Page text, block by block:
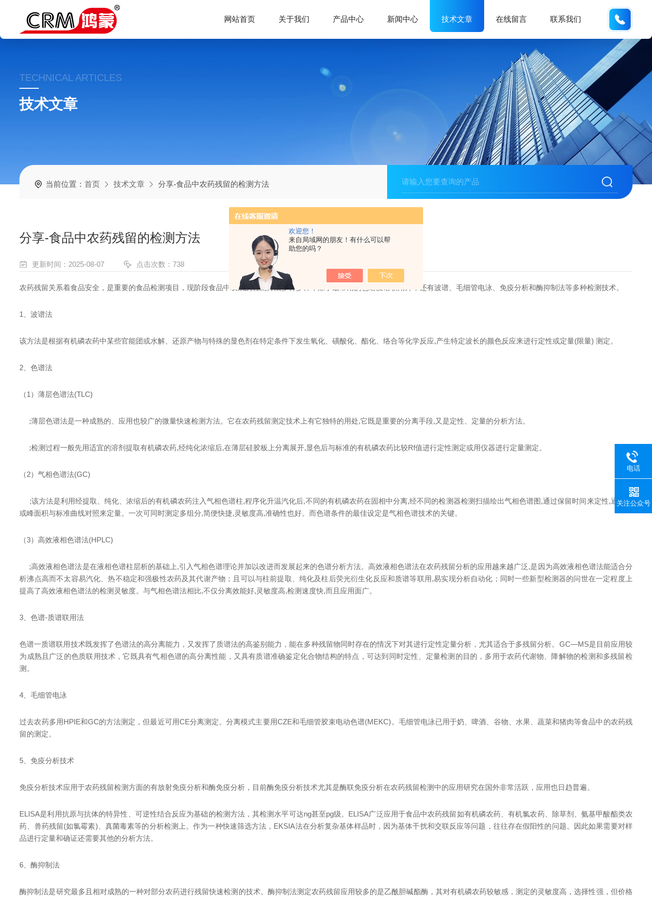
欢迎您！
来自局域网的朋友！有什么可以帮
助您的吗？
网站首页 关于我们 产品中心 新闻中心 技术文章 在线留言 联系我们
TECHNICAL ARTICLES
技术文章
当前位置：首页 技术文章 分享-食品中农药残留的检测方法
分享-食品中农药残留的检测方法
更新时间：2025-08-07 点击次数：738
农药残留关系着食品安全，是重要的食品检测项目，现阶段食品中农残的检测方法多种多样，除了最常用的色谱质谱联用外，还有波谱、毛细管电泳、免疫分析和酶抑制法等多种检测技术。
1 、波谱法
该方法是根据有机磷农药中某些官能团或水解、还原产物与特殊的显色剂在特定条件下发生氧化、磺酸化、酯化、络合等化学反应,产生特定波长的颜色反应来进行定性或定量(限量) 测定。
2 、色谱法
（1 ）薄层色谱法(TLC)
;薄层色谱法是一种成熟的、应用也较广的微量快速检测方法。它在农药残留测定技术上有它独特的用处,它既是重要的分离手段,又是定性、定量的分析方法。
;检测过程一般先用适宜的溶剂提取有机磷农药,经纯化浓缩后,在薄层硅胶板上分离展开,显色后与标准的有机磷农药比较Rf值进行定性测定或用仪器进行定量测定。
（2）气相色谱法(GC)
;该方法是利用经提取、纯化、浓缩后的有机磷农药注入气相色谱柱,程序化升温汽化后,不同的有机磷农药在固相中分离,经不同的检测器检测扫描绘出气相色谱图,通过保留时间来定性,通过峰
或峰面积与标准曲线对照来定量。一次可同时测定多组分,简便快捷,灵敏度高,准确性也好。而色谱条件的最佳设定是气相色谱技术的关键。
（3）高效液相色谱法(HPLC)
;高效液相色谱法是在液相色谱柱层析的基础 上,引入气相色谱理论并加以改进而发展起来的色谱分析方法。高效液相色谱法在农药残留分析的应用越来越广泛,是因为高效液相色谱法能适合分
析沸点高而不太容易汽化、热不稳定和强极性农药及其代谢产物；且可以与柱前提取、纯化及柱后荧光衍生化反应和质谱等联用,易实现分析自动化；同时一些新型检测器的问世在一定程度上
提高了高效液相色谱法的检测灵敏度。与气相色谱法相比,不仅分离效能好,灵敏度高,检测速度快,而且应用面广。
3 、色谱-质谱联用法
色谱一质谱联用技术既发挥了色谱法的高分离能力，又发挥了质谱法的高鉴别能力，能在多种残留物同时存在的情况下对其进行定性定量分析，尤其适合于多残留分析。 GC—MS是目前应用较
为成熟且广泛的色质联用技术，它既具有气相色谱的高分离性能，又具有质谱准确鉴定化合物结构的特点，可达到同时定性、定量检测的目的，多用于农药代谢物、降解物的检测和多残留检
测。
4 、毛细管电泳
过去农药多用HPIE和GC的方法测定，但最近可用CE分离测定。分离模式主要用CZE和毛细管胶束电动色谱(MEKC) 。毛细管电泳已用于奶、啤酒、谷物、水果、蔬菜和猪肉等食品中的农药残
留的测定。
5 、免疫分析技术
免疫分析技术应用于农药残留检测方面的有放射免疫分析和酶免疫分析，目前酶免疫分析技术尤其是酶联免疫分析在农药残留检测中的应用研究在国外非常活跃，应用也日趋普遍。
ELISA是利用抗原与抗体的特异性、可逆性结合反应为基础的检测方法，其检测水平可达ng甚至pg级。 ELISA广泛应用于食品中农药残留如有机磷农药、有机氯农药、除草剂、氨基甲酸酯类农
药、兽药残留(如氯霉素) 、真菌毒素等的分析检测上。作为一种快速筛选方法 ， EKSIA法在分析复杂基体样品时，因为基体干扰和交联反应等问题，往往存在假阳性的问题。因此如果需要对样
品进行定量和确证还需要其他的分析方法。
6 、酶抑制法
酶抑制法是研究最多且相对成熟的一种对部分农药进行残留快速检测的技术。酶抑制法测定农药残留应用较多的是乙酰胆碱酯酶，其对有机磷农药较敏感，测定的灵敏度高，选择性强，但价格
电话
关注公众号